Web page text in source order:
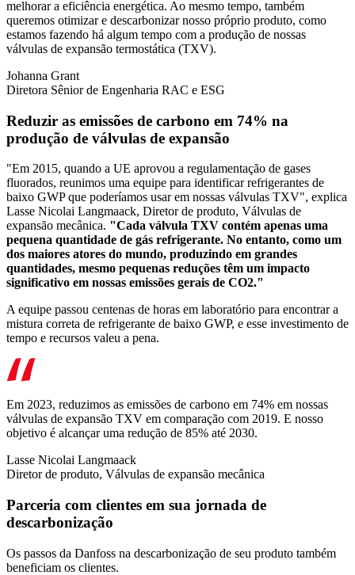
melhorar a eficiência energética. Ao mesmo tempo, também
queremos otimizar e descarbonizar nosso próprio produto, como
estamos fazendo há algum tempo com a produção de nossas
válvulas de expansão termostática (TXV).
Johanna Grant
Diretora Sênior de Engenharia RAC e ESG
Reduzir as emissões de carbono em 74% na
produção de válvulas de expansão
"Em 2015, quando a UE aprovou a regulamentação de gases
fluorados, reunimos uma equipe para identificar refrigerantes de
baixo GWP que poderíamos usar em nossas válvulas TXV", explica
Lasse Nicolai Langmaack, Diretor de produto, Válvulas de
expansão mecânica. "Cada válvula TXV contém apenas uma
pequena quantidade de gás refrigerante. No entanto, como um
dos maiores atores do mundo, produzindo em grandes
quantidades, mesmo pequenas reduções têm um impacto
significativo em nossas emissões gerais de CO2."
A equipe passou centenas de horas em laboratório para encontrar a
mistura correta de refrigerante de baixo GWP, e esse investimento de
tempo e recursos valeu a pena.
Em 2023, reduzimos as emissões de carbono em 74% em nossas
válvulas de expansão TXV em comparação com 2019. E nosso
objetivo é alcançar uma redução de 85% até 2030.
Lasse Nicolai Langmaack
Diretor de produto, Válvulas de expansão mecânica
Parceria com clientes em sua jornada de
descarbonização
Os passos da Danfoss na descarbonização de seu produto também
beneficiam os clientes.